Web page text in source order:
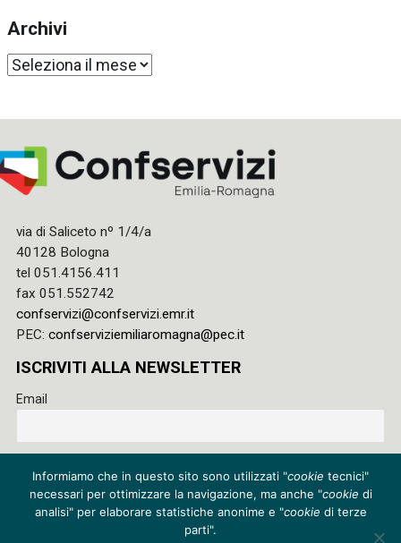
Archivi
Archivi
via di Saliceto nº 1/4/a
40128 Bologna
tel 051.4156.411
fax 051.552742
confservizi@confservizi.emr.it
PEC: confserviziemiliaromagna@pec.it
ISCRIVITI ALLA NEWSLETTER
Email
al trattamento dei miei dati
Privacy policy
Informiamo che in questo sito sono utilizzati "cookie tecnici"
necessari per ottimizzare la navigazione, ma anche "cookie di
analisi" per elaborare statistiche anonime e "cookie di terze
parti".